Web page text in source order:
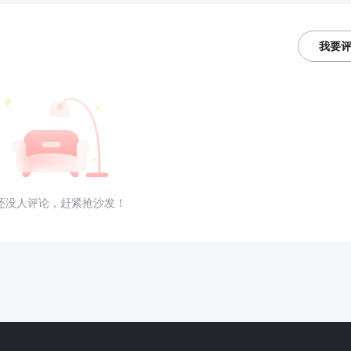
我要
没人评论，赶紧抢沙发！